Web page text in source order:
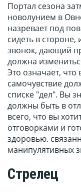
Портал сезона
новолунием в
назревает под
сидеть в стороне,
звонок, дающий
должна
Это означает,
самочувствие
списке "дел". Вы
должны быть в
всего, что вы
отговорками и
здоровью.
манипулятивных
Стрелец